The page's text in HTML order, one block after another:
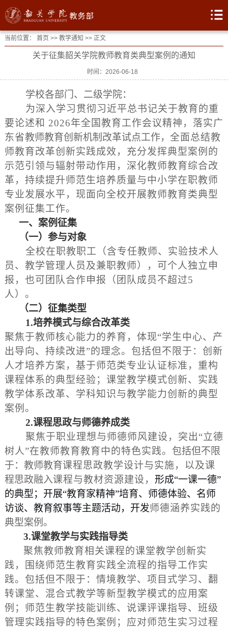
当前位置： 首页 >> 教学通知 >> 正文
关于征集韶关学院教师教育类典型案例的通知
时间：2026-06-18
学校各部门、二级学院：
为深入学习贯彻习近平总书记关于教育的重
要论述和 2026年全国教育工作会议精神，落实广
东省教师教育创新机制改革试点工作， 全面总结教
师教育改革创新实践成效，充分发挥典型案例的
示范引领与辐射带动作用，深化教师教育综合改
革，持续提升师范生培养质量与中小学在职教师
专业发展水平，现面向全校开展教师教育类典型
案例征集工作。
一、案例征集
（一） 参与对象
全校在职教职工（含专任教师、实验技术人
员、教学管理人员及兼职教师），可个人独立申
报，也可团队合作申报（团队成员不超过5
人）。
（二）征集类型
1.培养模式与综合改革类
聚焦于教师核心能力的养育，体现“学生中心、产
出导向、持续改进”的理念。包括但不限于：创新
人才培养方案， 基于师范类专业认证标准，重构
课程体系的典型经验；课堂教学模式创新、实践
教学体系改革、学科知识与教学能力创新的典型
案例。
2.课程思政与师德养成类
聚焦于职业理想与师德师风建设，突出“立德
树人”在教师教育教育中的特色实践。 包括但不限
于：教师教育课程思政教学设计与实施，以及课
程思政融入课程与教材资源建设， 形成“一课一德”
的典型；开展“教育家精神”培育、师德体验、名师
访谈、教育叙事等主题活动，开发师德涵养实践的
典型案例。
3.课堂教学与实践指导类
聚焦教师教育相关课程的课堂教学创新实
践，围绕师范生教育实践全流程的指导工作实
践。包括但不限于：情境教学、项目式学习、翻
转课堂、混合式教学等新型教学模式的应用案
例；师范生教学技能训练、说课评课指导、班级
管理实践指导的特色案例；应对师范生实习过程